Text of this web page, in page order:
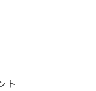
ト